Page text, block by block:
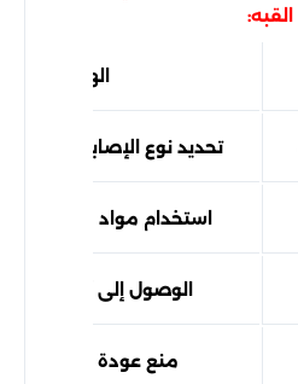
القبه:
الهدف منها
تحديد نوع الإصابة وحجم
استخدام مواد مناسبة
الوصول إلى أماكن
منع عودة الحشرات